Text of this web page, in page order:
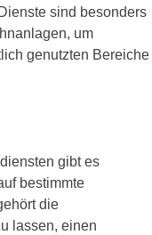
sind besonders
um
genutzten Bereiche
gibt es
bestimmte
die
lassen, einen